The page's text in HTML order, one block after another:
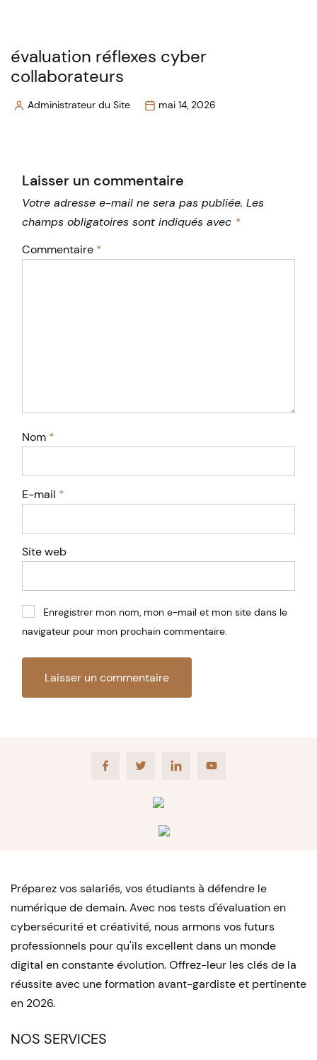
évaluation réflexes cyber
collaborateurs
PostedAdministrateur du Site mai 14, 2026
Laisser un commentaire
Votre adresse e-mail ne sera pas publiée. Les
champs obligatoires sont indiqués avec *
Commentaire *
Nom *
E-mail *
Site web
Enregistrer mon nom, mon e-mail et mon site dans le
navigateur pour mon prochain commentaire.
FacebookTwitter LinkedIn Youtube
Préparez vos salariés, vos étudiants à défendre le
numérique de demain. Avec nos tests d'évaluation en
cybersécurité et créativité, nous armons vos futurs
professionnels pour qu'ils excellent dans un monde
digital en constante évolution. Offrez-leur les clés de la
réussite avec une formation avant-gardiste et pertinente
en 2026.
NOS SERVICES